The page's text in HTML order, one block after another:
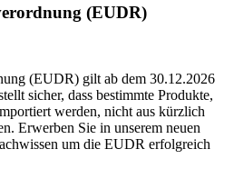
(EUDR)
(EUDR) gilt ab dem 30.12.2026
sicher, dass bestimmte Produkte,
werden, nicht aus kürzlich
Erwerben Sie in unserem neuen
um die EUDR erfolgreich